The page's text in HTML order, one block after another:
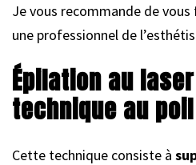
Je vous recommande de
une professionnel de
Épilation au
technique au
Cette technique consiste à